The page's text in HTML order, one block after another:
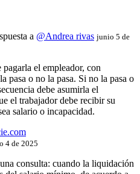
a @Andrea rivas junio 5 de
el empleador, con
pasa o no la pasa. Si no la pasa o
debe asumirla el
el trabajador debe recibir su
salario o incapacidad.
4 de 2025
consulta: cuando la liquidación